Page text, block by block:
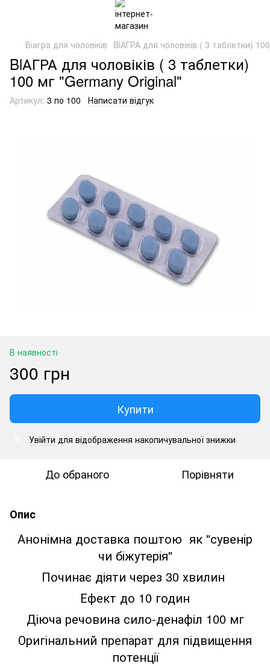
Віагра для чоловіків BlАГРА для чоловіків ( 3 таблетки)
BlАГРА для чоловіків ( 3 таблетки)
100 мг "Germany Original"
Артикул: 3 по 100 Написати відгук
В наявності
300 грн
Купити
Увійти для відображення накопичувальної знижки
До обраного Порівняти
Опис
Анонімна доставка поштою як "сувенір
чи біжутерія"
Починає діяти через 30 хвилин
Ефект до 10 годин
Діюча речовина сило-денафіл 100 мг
Оригінальний препарат для підвищення
потенції